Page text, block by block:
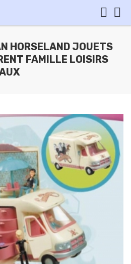
HORSELAND JOUETS
FAMILLE LOISIRS